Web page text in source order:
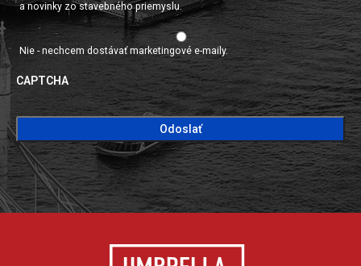
a novinky zo stavebného priemyslu.
Nie - nechcem dostávať marketingové e-maily.
CAPTCHA
CAPTCHA